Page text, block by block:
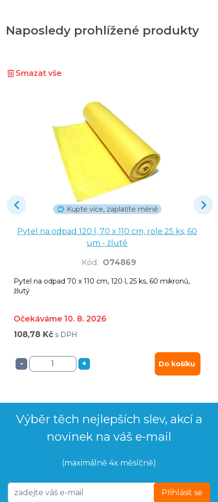
Naposledy prohlížené produkty
Smazat vše
Kupte více, zaplatíte méně
Pytel na odpad 120 l, 70 x 110 cm, role 25 ks, 60
um - žluté
Kód : O74869
Pytel na odpad 70 x 110 cm, 120 l, 25 ks, 60 mikronů,
žlutý
Očekáváme 10. 8. 2026
108,78 Kč s DPH
- + Do košíku
Výběr těch nejlepších slev, akcí a
novinek na váš e-mail
(maximálně 4x měsíčně)
Přihlásit se